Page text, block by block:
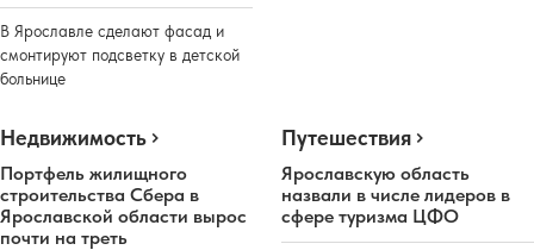
В Ярославле сделают фасад и
смонтируют подсветку в детской
больнице
Недвижимость
Портфель жилищного
строительства Сбера в
Ярославской области вырос
почти на треть
Путешествия
Ярославскую область
назвали в числе лидеров в
сфере туризма ЦФО